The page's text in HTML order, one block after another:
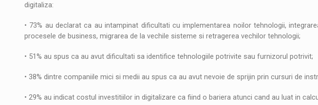
digitaliza:
• 73% au declarat ca au intampinat dificultati cu implementarea noilor tehnologii,
procesele de business, migrarea de la vechile sisteme si retragerea vechilor tehnologii;
• 51% au spus ca au avut dificultati sa identifice tehnologiile potrivite sau furnizorul potrivit;
• 38% dintre companiile mici si medii au spus ca au avut nevoie de sprijin prin cursuri de
• 29% au indicat costul investitiilor in digitalizare ca fiind o bariera atunci cand au luat in